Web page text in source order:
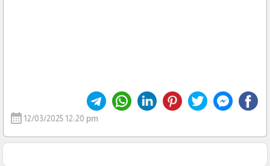
calendar_month 12/03/2025 12:20 pm